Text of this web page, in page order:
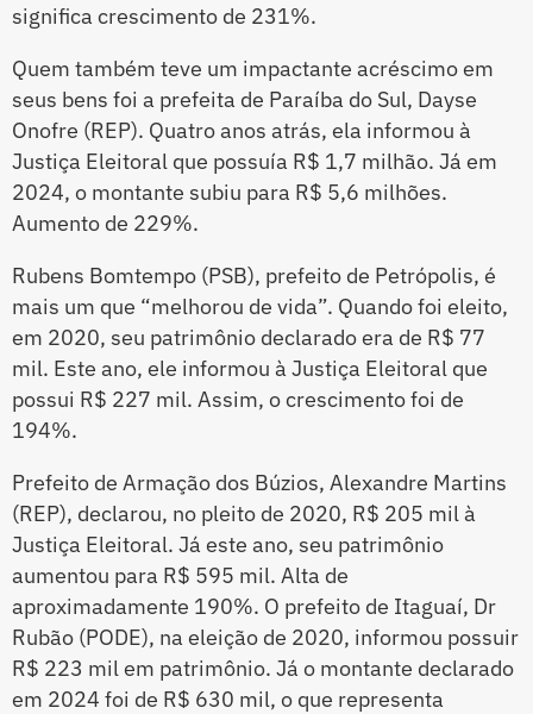
significa crescimento de 231%.
Quem também teve um impactante acréscimo em
seus bens foi a prefeita de Paraíba do Sul, Dayse
Onofre (REP). Quatro anos atrás, ela informou à
Justiça Eleitoral que possuía R$ 1,7 milhão. Já em
2024, o montante subiu para R$ 5,6 milhões.
Aumento de 229%.
Rubens Bomtempo (PSB), prefeito de Petrópolis, é
mais um que “melhorou de vida”. Quando foi eleito,
em 2020, seu patrimônio declarado era de R$ 77
mil. Este ano, ele informou à Justiça Eleitoral que
possui R$ 227 mil. Assim, o crescimento foi de
194%.
Prefeito de Armação dos Búzios, Alexandre Martins
(REP), declarou, no pleito de 2020, R$ 205 mil à
Justiça Eleitoral. Já este ano, seu patrimônio
aumentou para R$ 595 mil. Alta de
aproximadamente 190%. O prefeito de Itaguaí, Dr
Rubão (PODE), na eleição de 2020, informou possuir
R$ 223 mil em patrimônio. Já o montante declarado
em 2024 foi de R$ 630 mil, o que representa